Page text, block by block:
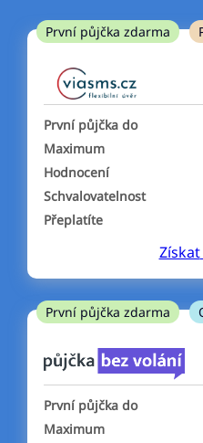
Od
První půjčka zdarma
–
ano
ne
ano
ne
V exekuci
ano
ne
První půjčka zdarma
První půjčka do
Maximum
Hodnocení
Schvalovatelnost
Přeplatíte
Získat
První půjčka zdarma
První půjčka do
Maximum